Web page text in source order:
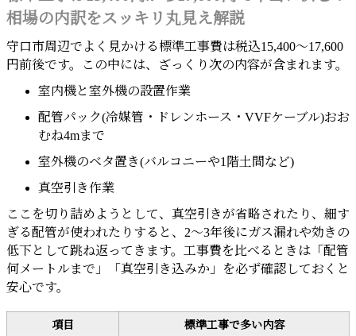
相場の内訳をスッキリ丸見え解説
守口市周辺でよく見かける標準工事費は税込15,400〜17,600
円前後です。この中には、ざっくり次の内容が含まれます。
室内機と室外機の設置作業
配管パック(冷媒管・ドレンホース・VVFケーブル)おお
むね4mまで
室外機のベタ置き(バルコニーや1階土間など)
真空引き作業
ここを切り詰めようとして、真空引きが省略されたり、細す
ぎる配管が使われたりすると、2〜3年後にガス漏れや効きの
低下として跳ね返ってきます。工事費を比べるときは「配管
何メートルまで」「真空引き込みか」を必ず確認しておくと
安心です。
項目 標準工事で多い内容